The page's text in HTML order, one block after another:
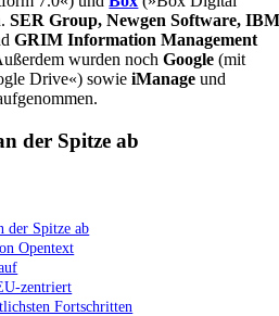
SER Group, Newgen Software,
GRIM Information Management
wurden nochGoogle (mit
Drive«) sowieiManage und
der Spitze ab
der Spitze ab
Opentext
zentriert
Fortschritten